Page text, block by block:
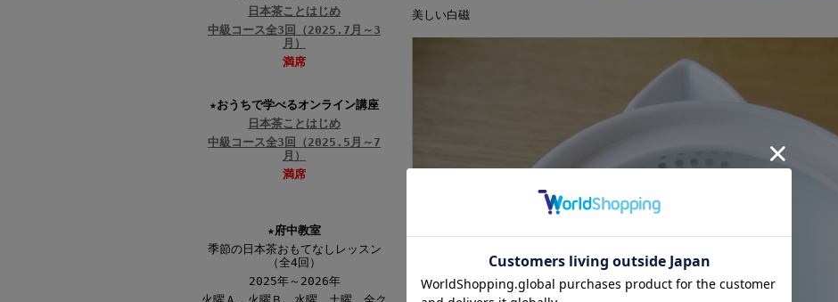
日本茶ことはじめ
中級コース全3回（2025.7月～3
月）
満席
★おうちで学べるオンライン講座
日本茶ことはじめ
中級コース全3回（2025.5月～7
月）
満席
★府中教室
季節の日本茶おもてなしレッスン
（全4回）
2025年～2026年
美しい白磁